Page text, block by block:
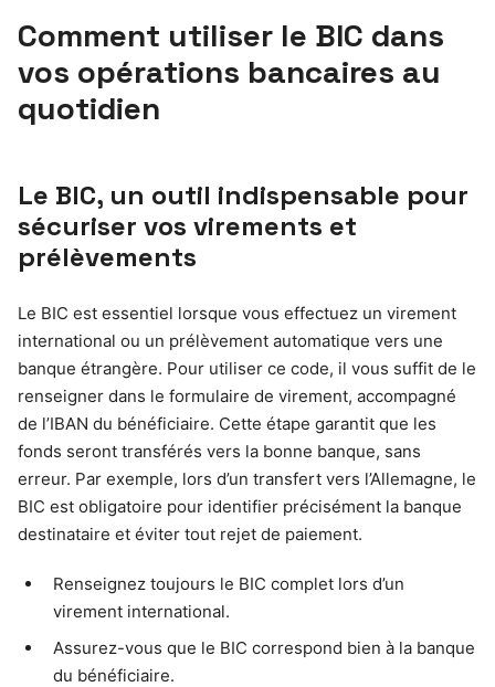
Comment utiliser le BIC dans
vos opérations bancaires au
quotidien
Le BIC, un outil indispensable pour
sécuriser vos virements et
prélèvements
Le BIC est essentiel lorsque vous effectuez un virement
international ou un prélèvement automatique vers une
banque étrangère. Pour utiliser ce code, il vous suffit de le
renseigner dans le formulaire de virement, accompagné
de l’IBAN du bénéficiaire. Cette étape garantit que les
fonds seront transférés vers la bonne banque, sans
erreur. Par exemple, lors d’un transfert vers l’Allemagne, le
BIC est obligatoire pour identifier précisément la banque
destinataire et éviter tout rejet de paiement.
Renseignez toujours le BIC complet lors d’un
virement international.
Assurez-vous que le BIC correspond bien à la banque
du bénéficiaire.